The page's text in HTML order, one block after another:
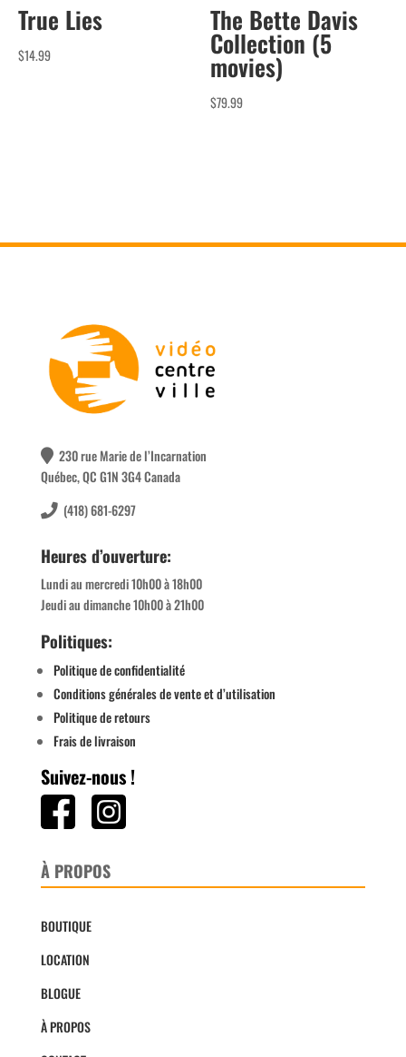
True Lies
$14.99
The Bette Davis
Collection (5
movies)
$79.99
230 rue Marie de l’Incarnation
Québec, QC G1N 3G4 Canada
(418) 681-6297
Heures d’ouverture:
Lundi au mercredi 10h00 à 18h00
Jeudi au dimanche 10h00 à 21h00
Politiques:
Politique de confidentialité
Conditions générales de vente et d’utilisation
Politique de retours
Frais de livraison
Suivez-nous !
À PROPOS
BOUTIQUE
LOCATION
BLOGUE
À PROPOS